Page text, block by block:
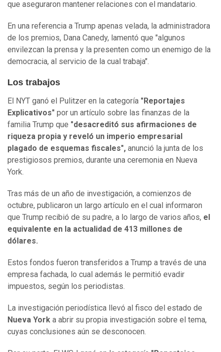
que aseguraron mantener relaciones con el mandatario.
En una referencia a Trump apenas velada, la administradora
de los premios, Dana Canedy, lamentó que "algunos
envilezcan la prensa y la presenten como un enemigo de la
democracia, al servicio de la cual trabaja".
Los trabajos
El NYT ganó el Pulitzer en la categoría "Reportajes
Explicativos" por un artículo sobre las finanzas de la
familia Trump que "desacreditó sus afirmaciones de
riqueza propia y reveló un imperio empresarial
plagado de esquemas fiscales", anunció la junta de los
prestigiosos premios, durante una ceremonia en Nueva
York.
Tras más de un año de investigación, a comienzos de
octubre, publicaron un largo artículo en el cual informaron
que Trump recibió de su padre, a lo largo de varios años, el
equivalente en la actualidad de 413 millones de
dólares.
Estos fondos fueron transferidos a Trump a través de una
empresa fachada, lo cual además le permitió evadir
impuestos, según los periodistas.
La investigación periodística llevó al fisco del estado de
Nueva York a abrir su propia investigación sobre el tema,
cuyas conclusiones aún se desconocen.